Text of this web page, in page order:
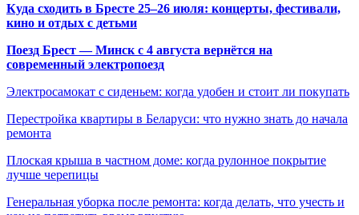
Куда сходить в Бресте 25–26 июля: концерты, фестивали,
кино и отдых с детьми
Поезд Брест — Минск с 4 августа вернётся на
современный электропоезд
Электросамокат с сиденьем: когда удобен и стоит ли покупать
Перестройка квартиры в Беларуси: что нужно знать до начала
ремонта
Плоская крыша в частном доме: когда рулонное покрытие
лучше черепицы
Генеральная уборка после ремонта: когда делать, что учесть и